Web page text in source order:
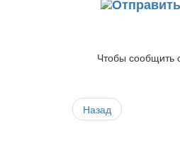
Чтобы сообщить
Назад